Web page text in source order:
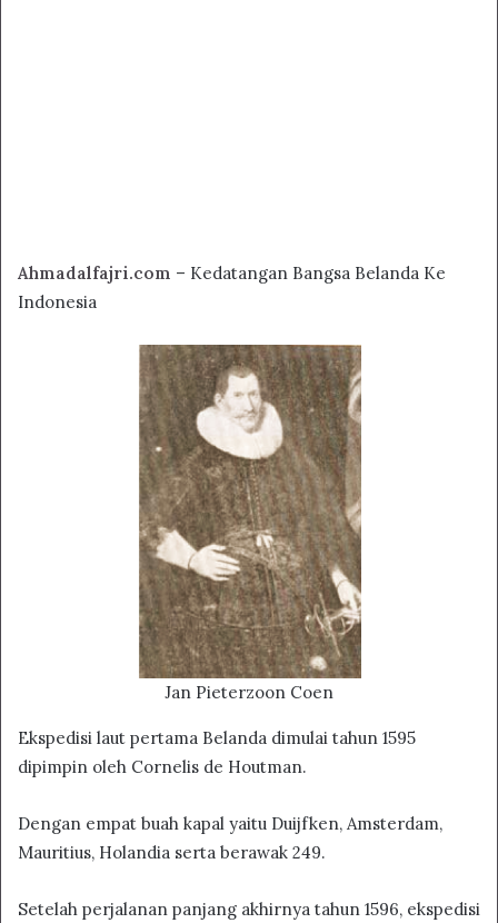
Ahmadalfajri.com – Kedatangan Bangsa Belanda Ke
Indonesia
Jan Pieterzoon Coen
Ekspedisi laut pertama Belanda dimulai tahun 1595
dipimpin oleh Cornelis de Houtman.
Dengan empat buah kapal yaitu Duijfken, Amsterdam,
Mauritius, Holandia serta berawak 249.
Setelah perjalanan panjang akhirnya tahun 1596, ekspedisi